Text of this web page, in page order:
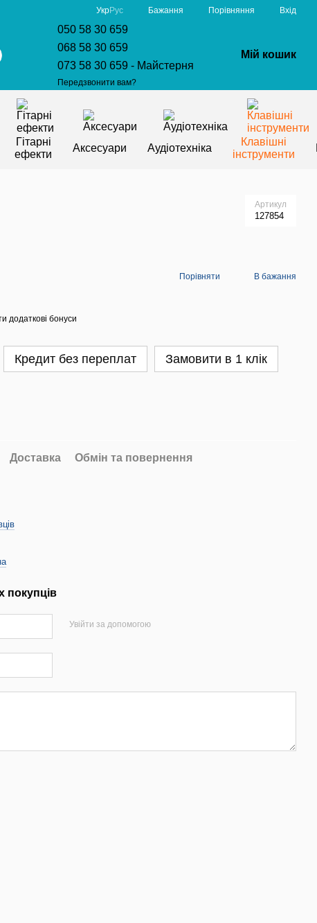
УкрРус Бажання Порівняння Вхід
050 58 30 659
068 58 30 659
073 58 30 659 - Майстерня
Передзвонити вам?
Мій кошик
Гітарні
ефекти
Аксесуари Аудіотехніка
Клавішні
інструменти
Артикул
127854
Порівняти В бажання
додаткові бонуси
Кредит без переплат Замовити в 1 клік
Доставка
Обмін та повернення
покупців
Увійти за допомогою